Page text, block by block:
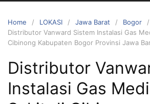
Home LOKASI Jawa Barat
Bogor
Distributor Vanward Sistem Instalasi Gas
Cibinong Kabupaten Bogor Provinsi Jawa
Distributor
Instalasi Gas